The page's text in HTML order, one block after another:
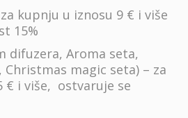
za kupnju u iznosu 9 € i više
15%
difuzera, Aroma seta,
magic seta) – za
€ i više, ostvaruje se